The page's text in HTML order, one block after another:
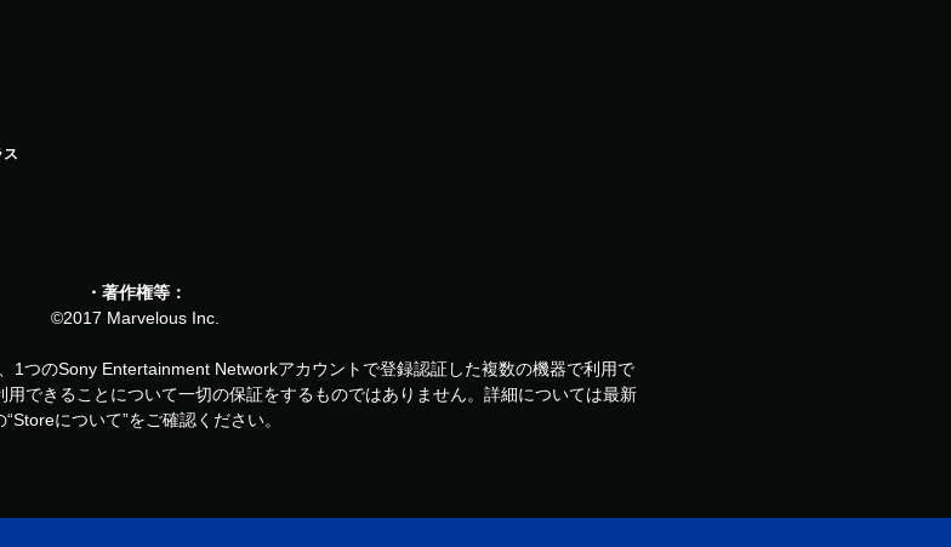
ス
・著作権等：
©2017 Marvelous Inc.
1つのSony Entertainment Networkアカウントで登録認証した複数の機器で利用で
できることについて一切の保証をするものではありません。詳細については最新
“Storeについて”をご確認ください。